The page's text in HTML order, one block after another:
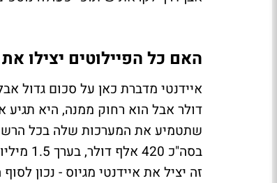
האם כל הפיילוטים יצילו את
דולר אבל הוא רחוק ממנה, היא
שתטמיע את המערכות שלה בכל הרשת.
בסה"כ